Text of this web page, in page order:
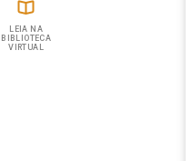
LEIA NA
BIBLIOTECA
VIRTUAL